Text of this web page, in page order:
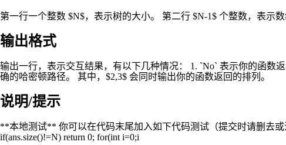
第一行一个整数 $N$，表示树的大小。 第二行 $N-1$ 个整数，表示数
输出格式
输出一行，表示交互结果，有以下几种情况： 1. `No` 表示你的函数
确的哈密顿路径。 其中，$2,3$ 会同时输出你的函数返回的排列。
说明/提示
**本地测试** 你可以在代码末尾加入如下代码测试（提交时请删去或注
if(ans.size()!=N) return 0; for(int i=0;i